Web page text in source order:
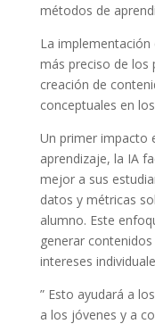
métodos de
La
más preciso de los
creación de
conceptuales en
Un primer impacto
aprendizaje, la IA
mejor a sus
datos y métricas
alumno. Este
generar
intereses
” Esto ayudará a
a los jóvenes y a